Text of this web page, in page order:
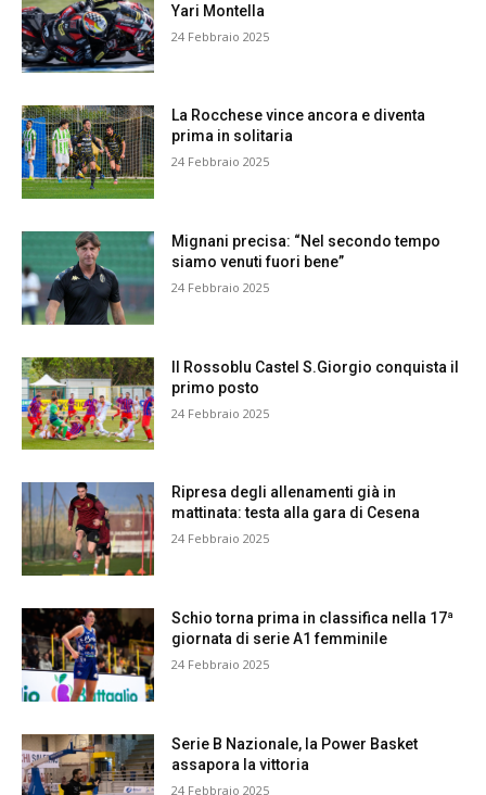
Yari Montella
24 Febbraio 2025
La Rocchese vince ancora e diventa
prima in solitaria
24 Febbraio 2025
Mignani precisa: “Nel secondo tempo
siamo venuti fuori bene”
24 Febbraio 2025
Il Rossoblu Castel S.Giorgio conquista il
primo posto
24 Febbraio 2025
Ripresa degli allenamenti già in
mattinata: testa alla gara di Cesena
24 Febbraio 2025
Schio torna prima in classifica nella 17ª
giornata di serie A1 femminile
24 Febbraio 2025
Serie B Nazionale, la Power Basket
assapora la vittoria
24 Febbraio 2025